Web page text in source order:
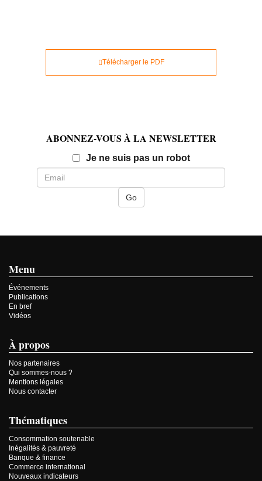
Télécharger le PDF
ABONNEZ-VOUS À LA NEWSLETTER
Je ne suis pas un robotEmail
Menu
Événements
Publications
En bref
Vidéos
À propos
Nos partenaires
Qui sommes-nous ?
Mentions légales
Nous contacter
Thématiques
Consommation soutenable
Inégalités & pauvreté
Banque & finance
Commerce international
Nouveaux indicateurs